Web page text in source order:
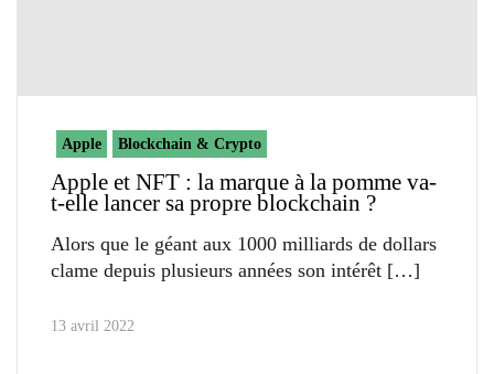
Apple Blockchain & Crypto
Apple et NFT : la marque à la pomme va-
t-elle lancer sa propre blockchain ?
Alors que le géant aux 1000 milliards de dollars
clame depuis plusieurs années son intérêt
13 avril 2022